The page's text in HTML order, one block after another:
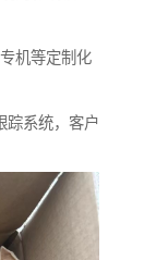
机等定制化
踪系统，客户